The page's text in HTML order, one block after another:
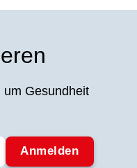
um Gesundheit